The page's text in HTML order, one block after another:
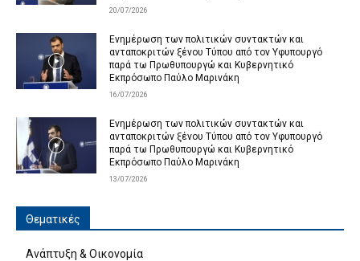
20/07/2026
Ενημέρωση των πολιτικών συντακτών και
ανταποκριτών ξένου Τύπου από τον Υφυπουργό
παρά τω Πρωθυπουργώ και Κυβερνητικό
Εκπρόσωπο Παύλο Μαρινάκη
16/07/2026
Ενημέρωση των πολιτικών συντακτών και
ανταποκριτών ξένου Τύπου από τον Υφυπουργό
παρά τω Πρωθυπουργώ και Κυβερνητικό
Εκπρόσωπο Παύλο Μαρινάκη
13/07/2026
Θεματικές
Ανάπτυξη & Οικονομία